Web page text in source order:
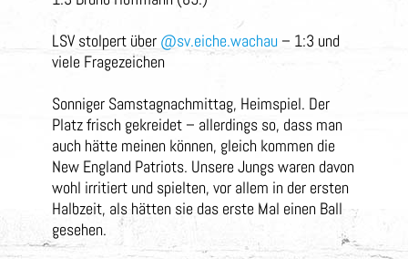
LSV stolpert über @sv.eiche.wachau– 1:3 und
viele Fragezeichen
Sonniger Samstagnachmittag, Heimspiel. Der
Platz frisch gekreidet – allerdings so, dass man
auch hätte meinen können, gleich kommen die
New England Patriots. Unsere Jungs waren davon
wohl irritiert und spielten, vor allem in der ersten
Halbzeit, als hätten sie das erste Mal einen Ball
gesehen.